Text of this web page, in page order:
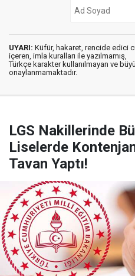
UYARI: Küfür, hakaret, rencide edici
içeren, imla kuralları ile yazılmamış,
Türkçe karakter kullanılmayan ve
onaylanmamaktadır.
LGS Nakillerinde
Liselerde
Tavan Yaptı!